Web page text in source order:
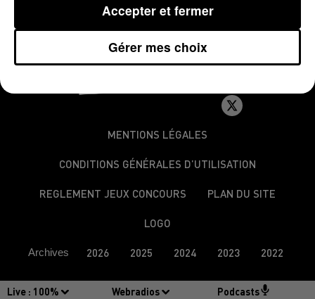
Live : 100% Webradios Podcasts
MENTIONS LÉGALES
CONDITIONS GÉNÉRALES D’UTILISATION
REGLEMENT JEUX CONCOURS PLAN DU SITE
LOGO
Archives 2026 2025 2024 2023 2022
Gérer mes choix
Accepter et fermer